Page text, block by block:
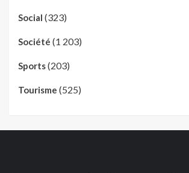
Social (323)
Société (1 203)
Sports(203)
Tourisme (525)